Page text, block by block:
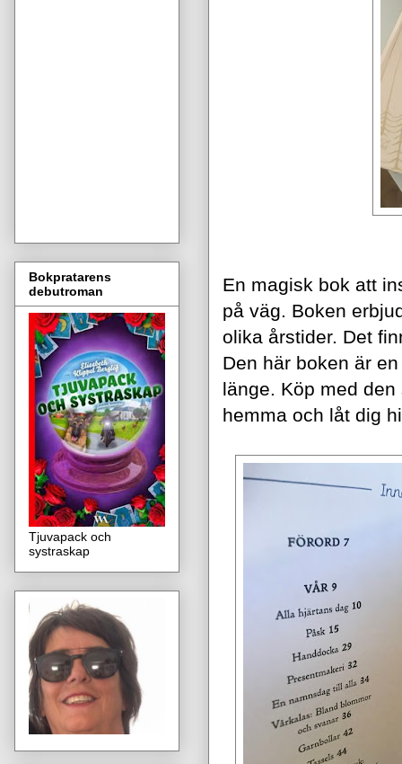
En magisk bok att
på väg. Boken
olika årstider. Det
Den här boken är
länge. Köp med
hemma och låt dig
Bokpratarens
debutroman
Tjuvapack och
systraskap